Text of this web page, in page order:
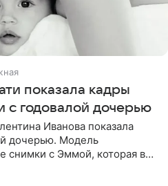
показала кадры
с годовалой дочерью
Иванова показала
дочерью. Модель
снимки с Эммой, которая в